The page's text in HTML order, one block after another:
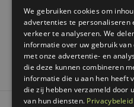
Bericht
Previous: Een
We gebruiken cookies om
advertenties te personaliseren
verkeer te analyseren. We
informatie over uw gebruik van
met onze advertentie- en
die deze kunnen combineren
informatie die u aan hen heeft
die zij hebben verzameld door
van hun diensten. Privacybeleid